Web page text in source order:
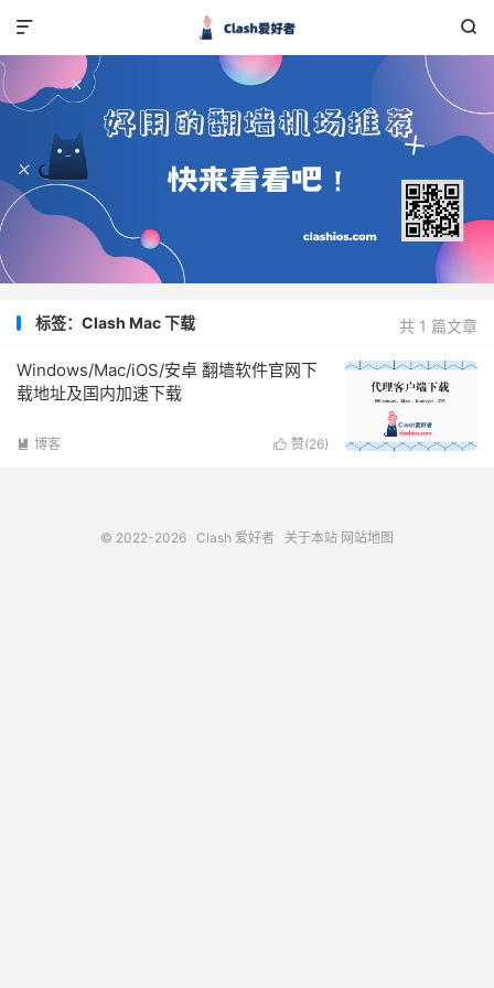


共 1 篇文章
标签：Clash Mac 下载
Windows/Mac/iOS/安卓 翻墙软件官网下
载地址及国内加速下载
 赞(26)
 博客
© 2022-2026 Clash 爱好者 关于本站 网站地图